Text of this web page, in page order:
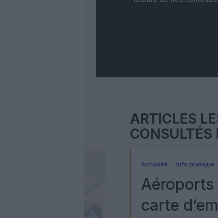
ARTICLES
CONSULTÉS
Actualité Info pratique
carte